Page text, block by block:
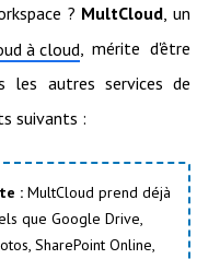
? MultCloud , un
à cloud , mérite d'être
les autres services de
suivants :
:MultCloud prend déjà
que Google Drive,
SharePoint Online,